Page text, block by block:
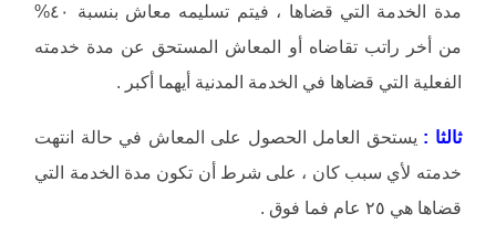
مدة الخدمة التي قضاها ، فيتم تسليمه معاش بنسبة ٤٠%
من أخر راتب تقاضاه أو المعاش المستحق عن مدة خدمته
الفعلية التي قضاها في الخدمة المدنية أيهما أكبر .
ثالثا : يستحق العامل الحصول على المعاش في حالة انتهت
خدمته لأي سبب كان ، على شرط أن تكون مدة الخدمة التي
قضاها هي ٢٥ عام فما فوق .